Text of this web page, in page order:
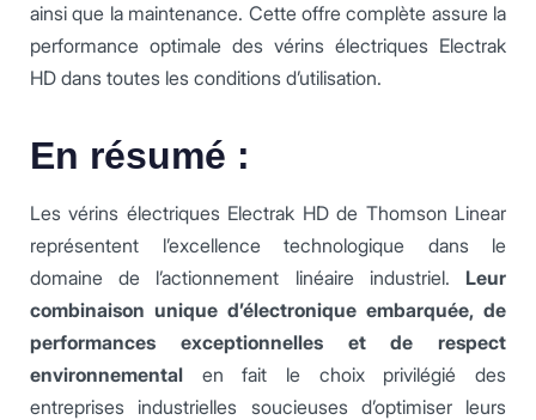
ainsi que la maintenance. Cette offre complète assure la
performance optimale des vérins électriques Electrak
HD dans toutes les conditions d’utilisation.
En résumé :
Les vérins électriques Electrak HD de Thomson Linear
représentent l’excellence technologique dans le
domaine de l’actionnement linéaire industriel. Leur
combinaison unique d’électronique embarquée, de
performances exceptionnelles et de respect
environnemental en fait le choix privilégié des
entreprises industrielles soucieuses d’optimiser leurs